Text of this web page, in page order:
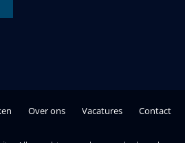
Over ons Vacatures Contact